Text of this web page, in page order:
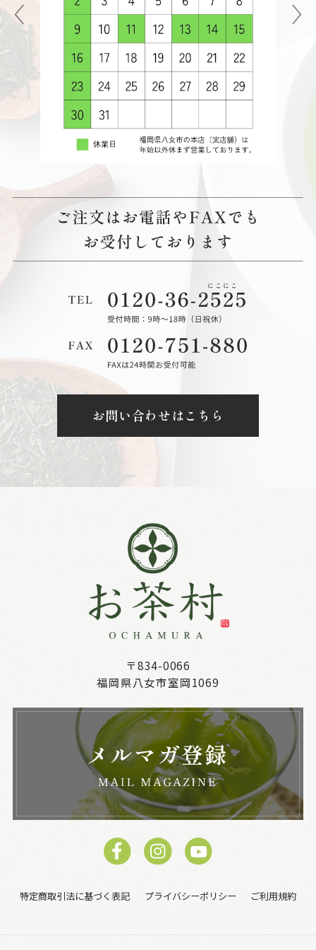
お問い合わせはこちら
〒834-0066
福岡県八女市室岡1069
特定商取引法に基づく表記 プライバシーポリシー ご利用規約